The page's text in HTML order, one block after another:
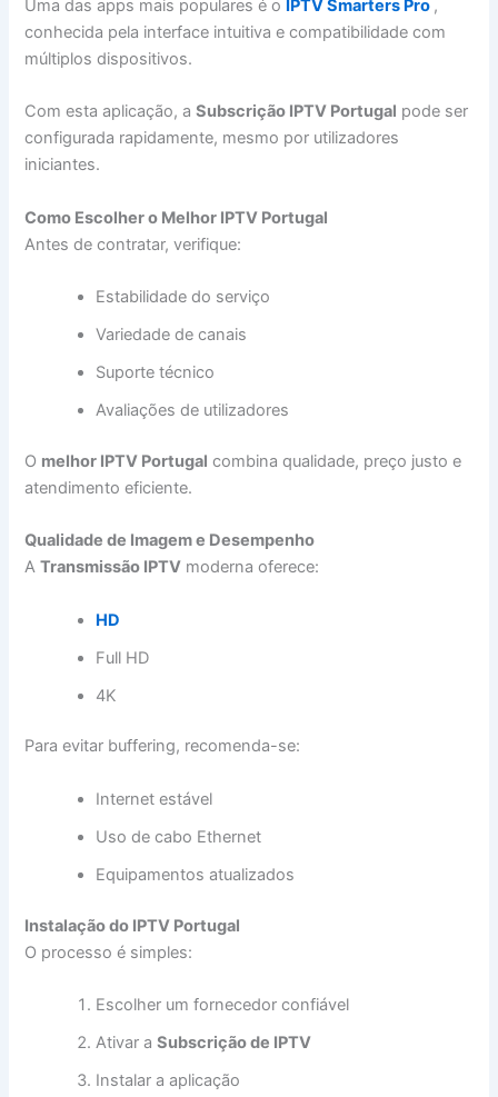
Uma das apps mais populares é o IPTV Smarters Pro ,
conhecida pela interface intuitiva e compatibilidade com
múltiplos dispositivos.
Com esta aplicação, aSubscrição IPTV Portugal pode ser
configurada rapidamente, mesmo por utilizadores
iniciantes.
Como Escolher o Melhor IPTV Portugal
Antes de contratar, verifique:
Estabilidade do serviço
Variedade de canais
Suporte técnico
Avaliações de utilizadores
O melhor IPTV Portugal combina qualidade, preço justo e
atendimento eficiente.
Qualidade de Imagem e Desempenho
ATransmissão IPTV moderna oferece:
HD
Full HD
4K
Para evitar buffering, recomenda-se:
Internet estável
Uso de cabo Ethernet
Equipamentos atualizados
Instalação do IPTV Portugal
O processo é simples:
Escolher um fornecedor confiável
Ativar aSubscrição de IPTV
Instalar a aplicação